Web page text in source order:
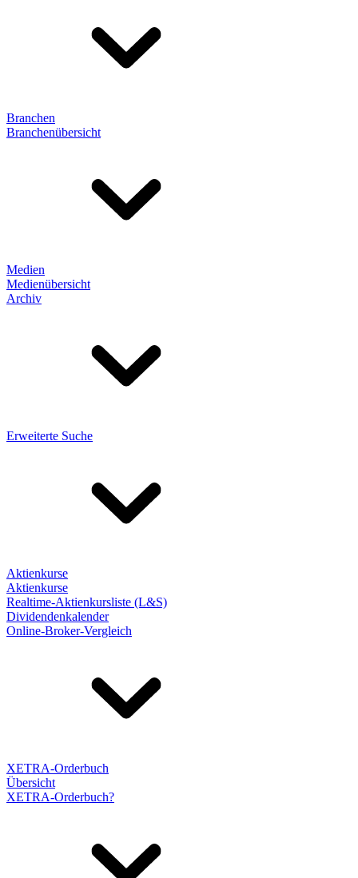
Branchen
Branchenübersicht
Medien
Medienübersicht
Archiv
Erweiterte Suche
Aktienkurse
Aktienkurse
Realtime-Aktienkursliste (L&S)
Dividendenkalender
Online-Broker-Vergleich
XETRA-Orderbuch
Übersicht
XETRA-Orderbuch?